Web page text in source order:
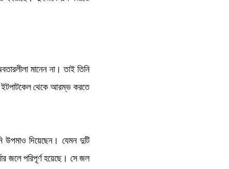
মানেন না। তাই তিনি
ইটপাটকেল থেকে আরম্ভ করতে
দিয়েছেন। যেমন দুটি
জলে পরিপূর্ণ হয়েছে। সে জল